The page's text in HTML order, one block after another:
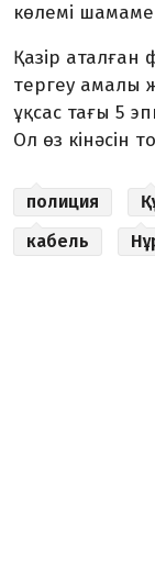
көлемі
Қазір аталған
тергеу амалы
ұқсас тағы 5
Ол өз кінәсін
полиция
кабель